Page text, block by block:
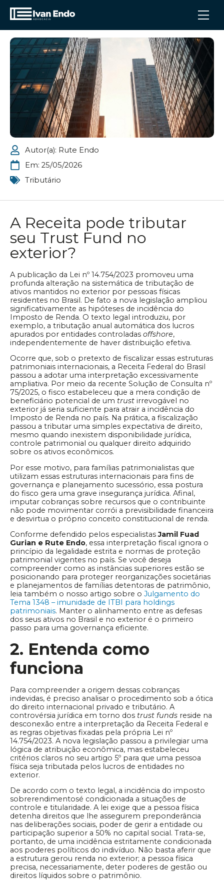
Autor(a): Rute Endo
Em: 25/05/2026
Tributário
A Receita pode tributar
seu Trust Fund no
exterior?
A publicação da Lei nº 14.754/2023 promoveu uma
profunda alteração na sistemática de tributação de
ativos mantidos no exterior por pessoas físicas
residentes no Brasil. De fato a nova legislação ampliou
significativamente as hipóteses de incidência do
Imposto de Renda. O texto legal introduziu, por
exemplo, a tributação anual automática dos lucros
apurados por entidades controladas offshore,
independentemente de haver distribuição efetiva.
Ocorre que, sob o pretexto de fiscalizar essas estruturas
patrimoniais internacionais, a Receita Federal do Brasil
passou a adotar uma interpretação excessivamente
ampliativa. Por meio da recente Solução de Consulta nº
75/2025, o fisco estabeleceu que a mera condição de
beneficiário potencial de um trust irrevogável no
exterior já seria suficiente para atrair a incidência do
Imposto de Renda no país. Na prática, a fiscalização
passou a tributar uma simples expectativa de direito,
mesmo quando inexistem disponibilidade jurídica,
controle patrimonial ou qualquer direito adquirido
sobre os ativos econômicos.
Por esse motivo, para famílias patrimonialistas que
utilizam essas estruturas internacionais para fins de
governança e planejamento sucessório, essa postura
do fisco gera uma grave insegurança jurídica. Afinal,
imputar cobranças sobre recursos que o contribuinte
não pode movimentar corrói a previsibilidade financeira
e desvirtua o próprio conceito constitucional de renda.
Conforme defendido pelos especialistasJamil Fuad
Gurian e Rute Endo, essa interpretação fiscal ignora o
princípio da legalidade estrita e normas de proteção
patrimonial vigentes no país. Se você deseja
compreender como as instâncias superiores estão se
posicionando para proteger reorganizações societárias
e planejamentos de famílias detentoras de patrimônio,
leia também o nosso artigo sobre o Julgamento do
Tema 1348 – imunidade de ITBI para holdings
patrimoniais. Manter o alinhamento entre as defesas
dos seus ativos no Brasil e no exterior é o primeiro
passo para uma governança eficiente.
2. Entenda como
funciona
Para compreender a origem dessas cobranças
indevidas, é preciso analisar o procedimento sob a ótica
do direito internacional privado e tributário. A
controvérsia jurídica em torno dos trust funds reside na
desconexão entre a interpretação da Receita Federal e
as regras objetivas fixadas pela própria Lei nº
14.754/2023. A nova legislação passou a privilegiar uma
lógica de atribuição econômica, mas estabeleceu
critérios claros no seu artigo 5º para que uma pessoa
física seja tributada pelos lucros de entidades no
exterior.
De acordo com o texto legal, a incidência do imposto
sobrerendimentosé condicionada a situações de
controle e titularidade. A lei exige que a pessoa física
detenha direitos que lhe assegurem preponderância
nas deliberações sociais, poder de gerir a entidade ou
participação superior a 50% no capital social. Trata-se,
portanto, de uma incidência estritamente condicionada
aos poderes políticos do indivíduo. Não basta aferir que
a estrutura gerou renda no exterior; a pessoa física
precisa, necessariamente, deter poderes de gestão ou
direitos líquidos sobre o patrimônio.